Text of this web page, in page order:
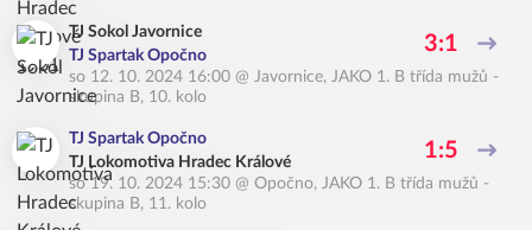
TJ Sokol Javornice
TJ Spartak Opočno
3:1
so 12. 10. 2024 16:00 @ Javornice, JAKO 1. B třída mužů -
skupina B, 10. kolo
TJ Spartak Opočno
TJ Lokomotiva Hradec Králové
1:5
so 19. 10. 2024 15:30 @ Opočno, JAKO 1. B třída mužů -
skupina B, 11. kolo